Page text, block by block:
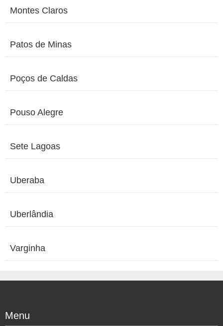
Montes Claros
Patos de Minas
Poços de Caldas
Pouso Alegre
Sete Lagoas
Uberaba
Uberlândia
Varginha
Menu